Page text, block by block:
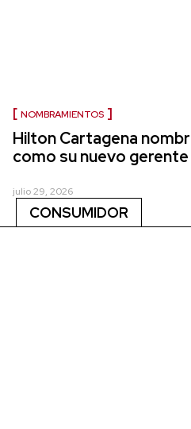
NOMBRAMIENTOS
Hilton Cartagena
como su nuevo
julio 29, 2026
CONSUMIDOR